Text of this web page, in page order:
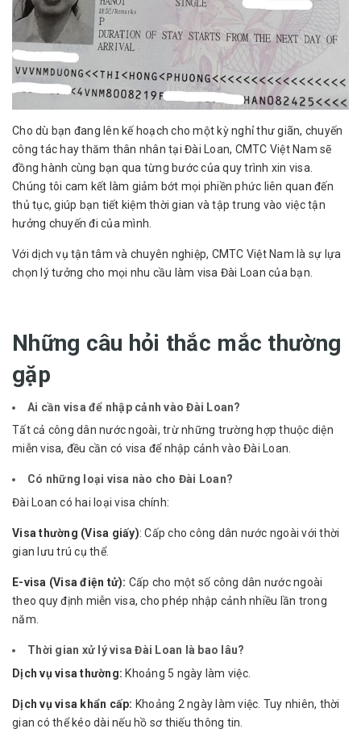
Cho dù bạn đang lên kế hoạch cho một kỳ nghỉ thư giãn, chuyến
công tác hay thăm thân nhân tại Đài Loan, CMTC Việt Nam sẽ
đồng hành cùng bạn qua từng bước của quy trình xin visa.
Chúng tôi cam kết làm giảm bớt mọi phiền phức liên quan đến
thủ tục, giúp bạn tiết kiệm thời gian và tập trung vào việc tận
hưởng chuyến đi của mình.
Với dịch vụ tận tâm và chuyên nghiệp, CMTC Việt Nam là sự lựa
chọn lý tưởng cho mọi nhu cầu làm visa Đài Loan của bạn.
Những câu hỏi thắc mắc thường
gặp
Ai cần visa để nhập cảnh vào Đài Loan?
Tất cả công dân nước ngoài, trừ những trường hợp thuộc diện
miễn visa, đều cần có visa để nhập cảnh vào Đài Loan.
Có những loại visa nào cho Đài Loan?
Đài Loan có hai loại visa chính:
Visa thường (Visa giấy): Cấp cho công dân nước ngoài với thời
gian lưu trú cụ thể.
E-visa (Visa điện tử): Cấp cho một số công dân nước ngoài
theo quy định miễn visa, cho phép nhập cảnh nhiều lần trong
năm.
Thời gian xử lý visa Đài Loan là bao lâu?
Dịch vụ visa thường:Khoảng 5 ngày làm việc.
Dịch vụ visa khẩn cấp: Khoảng 2 ngày làm việc. Tuy nhiên, thời
gian có thể kéo dài nếu hồ sơ thiếu thông tin.